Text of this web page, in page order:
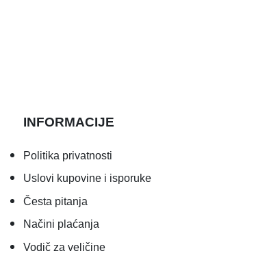
INFORMACIJE
Politika privatnosti
Uslovi kupovine i isporuke
Česta pitanja
Načini plaćanja
Vodič za veličine